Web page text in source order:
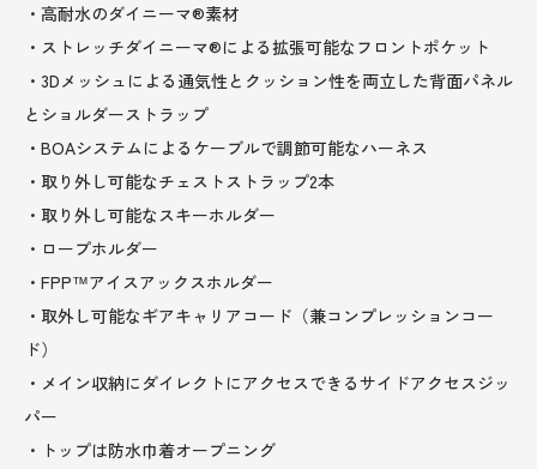
・高耐水のダイニーマ®素材
・ストレッチダイニーマ®による拡張可能なフロントポケット
・3Dメッシュによる通気性とクッション性を両立した背面パネル
とショルダーストラップ
・BOAシステムによるケーブルで調節可能なハーネス
・取り外し可能なチェストストラップ2本
・取り外し可能なスキーホルダー
・ロープホルダー
・FPP™アイスアックスホルダー
・取外し可能なギアキャリアコード（兼コンプレッションコー
ド）
・メイン収納にダイレクトにアクセスできるサイドアクセスジッ
パー
・トップは防水巾着オープニング